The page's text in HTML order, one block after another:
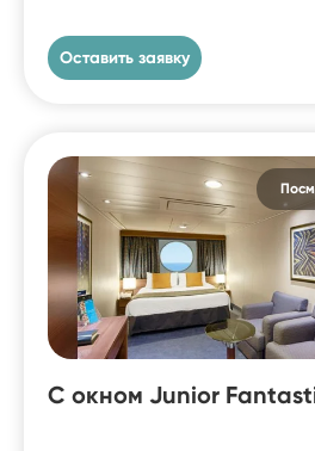
Оставить заявку
C окном Junior